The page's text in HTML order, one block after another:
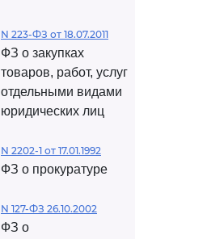
N 223-ФЗ от 18.07.2011
ФЗ о закупках
товаров, работ, услуг
отдельными видами
юридических лиц
N 2202-1 от 17.01.1992
ФЗ о прокуратуре
N 127-ФЗ 26.10.2002
ФЗ о